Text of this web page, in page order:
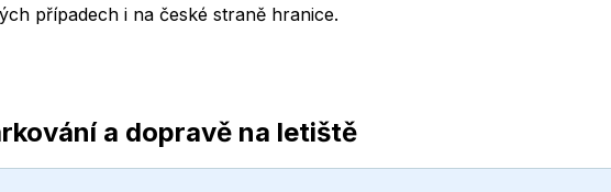
případech i na české straně hranice.
a dopravě na letiště